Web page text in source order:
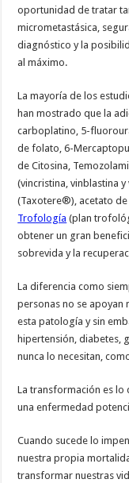
oportunidad de tratar
micrometastásica,
diagnóstico y la
al máximo.
La mayoría de los
han mostrado que la
carboplatino, 5-
de folato, 6-
de Citosina,
(vincristina, vinblastina
(Taxotere®), acetato de
Trofología (plan
obtener un gran
sobrevida y la
La diferencia como
personas no se apoyan
esta patología y sin
hipertensión, diabetes,
nunca lo necesitan,
La transformación es lo
una enfermedad
Cuando sucede lo
nuestra propia
transformar nuestras